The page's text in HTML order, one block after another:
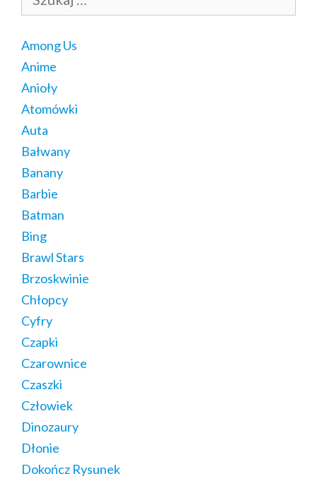
Among Us
Anime
Anioły
Atomówki
Auta
Bałwany
Banany
Barbie
Batman
Bing
Brawl Stars
Brzoskwinie
Chłopcy
Cyfry
Czapki
Czarownice
Czaszki
Człowiek
Dinozaury
Dłonie
Dokończ Rysunek